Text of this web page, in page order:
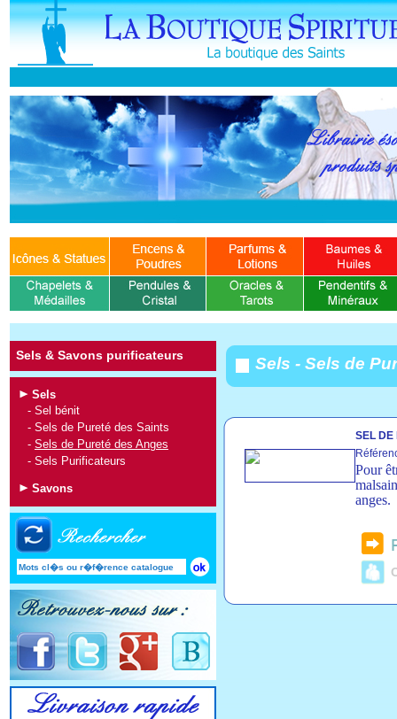
Sels & Savons purificateurs
Sels
- Sel bénit
- Sels de Pureté des Saints
- Sels de Pureté des Anges
- Sels Purificateurs
Savons
Sels - Sels de
SEL DE
Pour
anges.